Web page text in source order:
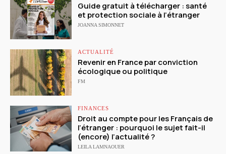
Guide gratuit à télécharger : santé
et protection sociale à l’étranger
JOANNA SIMONNET
ACTUALITÉ
Revenir en France par conviction
écologique ou politique
FM
FINANCES
Droit au compte pour les Français de
l’étranger : pourquoi le sujet fait-il
(encore) l’actualité ?
LEILA LAMNAOUER